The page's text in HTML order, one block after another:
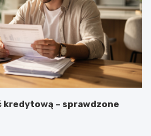
– sprawdzone